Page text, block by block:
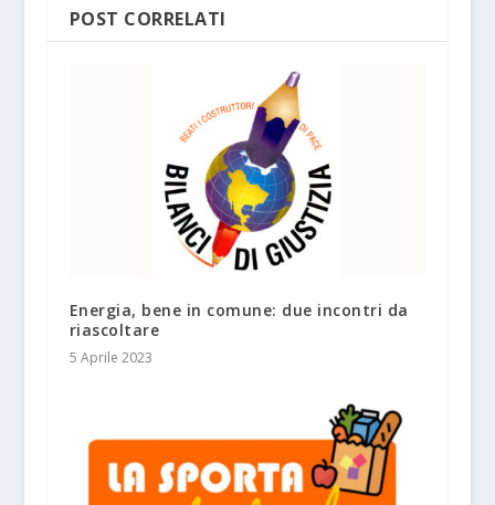
POST CORRELATI
Energia, bene in comune: due incontri da
riascoltare
5 Aprile 2023